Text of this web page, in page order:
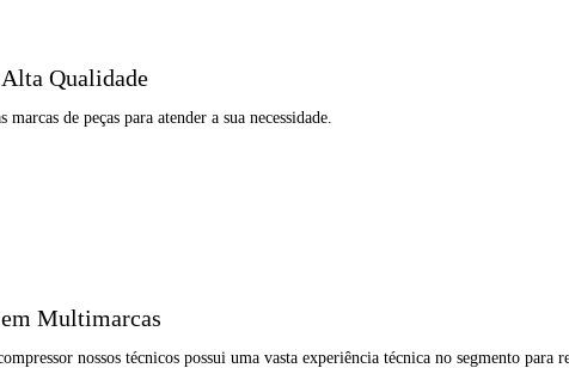
Alta Qualidade
marcas de peças para atender a sua necessidade.
Multimarcas
nossos técnicos possui uma vasta experiência técnica no segmento para